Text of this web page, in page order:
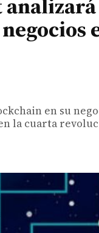
en su
la cuarta